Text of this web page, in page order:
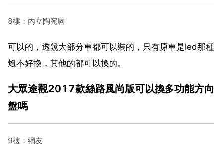
8樓：內立陶宛唇
可以的，透鏡大部分車都可以裝的，只有原車是led那種
燈不好換，其他的都可以換的。
大眾途觀2017款絲路風尚版可以換多功能方向
盤嗎
9樓：網友